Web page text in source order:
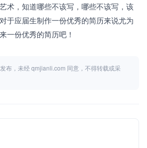
，知道哪些不该写，哪些不该写，该
于应届生制作一份优秀的简历来说尤为
一份优秀的简历吧！
布，未经 qmjianli.com 同意，不得转载或采